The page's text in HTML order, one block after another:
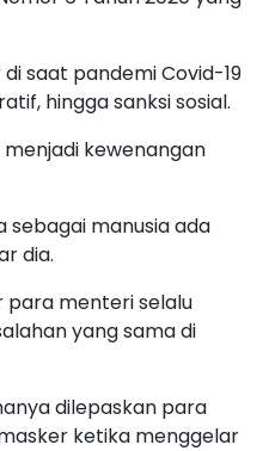
saat pandemi Covid-19
hingga sanksi sosial.
kewenangan
sebagai manusia ada
dia.
para menteri selalu
yang sama di
dilepaskan para
ketika menggelar